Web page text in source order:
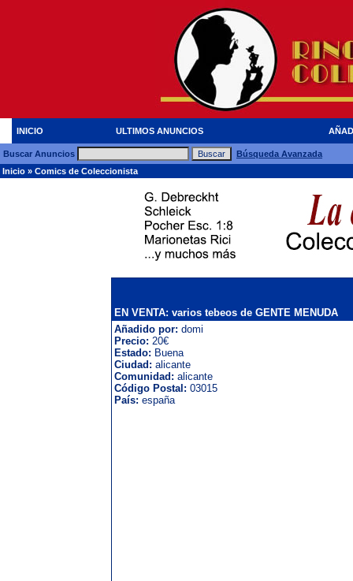
INICIO ULTIMOS ANUNCIOS
Buscar Anuncios
Búsqueda Avanzada
Inicio » Comics de Coleccionista
EN VENTA: varios tebeos de GENTE MENUDA
Añadido por: domi
Precio: 20€
Estado: Buena
Ciudad: alicante
Comunidad: alicante
Código Postal: 03015
País: españa